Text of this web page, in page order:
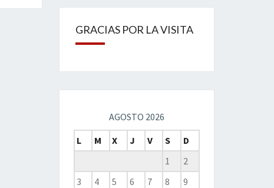
GRACIAS POR LA VISITA
AGOSTO 2026
L
M X J V S
D
1
2
3
4 5 6 7 8
9